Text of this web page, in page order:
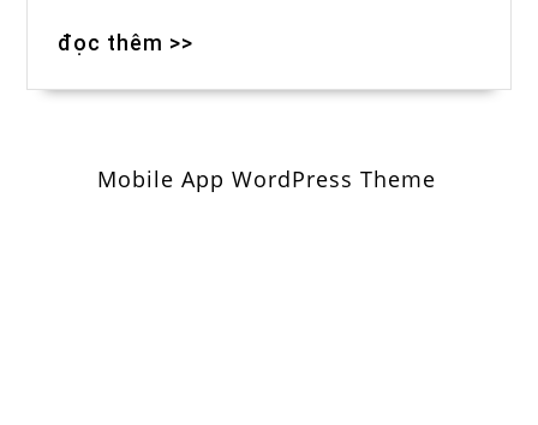
đọc thêm >>
Mobile App WordPress Theme